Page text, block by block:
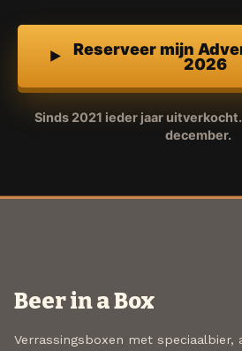
Reserveer mijn
2026
Sinds 2021 ieder jaar
december.
Beer in a Box
Verrassingsboxen met speciaalbier,